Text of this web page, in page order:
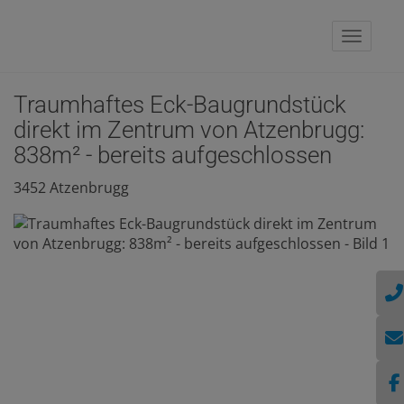
Traumhaftes Eck-Baugrundstück
direkt im Zentrum von Atzenbrugg:
838m² - bereits aufgeschlossen
3452 Atzenbrugg